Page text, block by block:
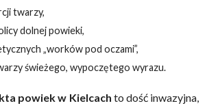
twarzy,
dolnej powieki,
„worków pod oczami”,
świeżego, wypoczętego wyrazu.
powiek w Kielcach to dość inwazyjna,